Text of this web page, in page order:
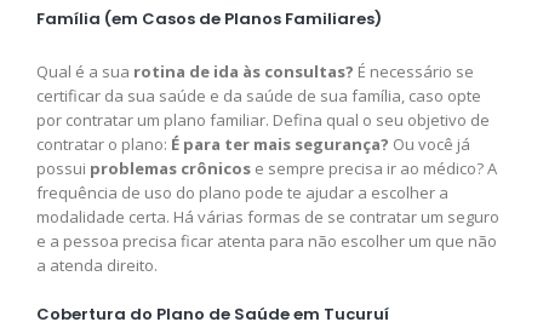
Família (em Casos de Planos Familiares)
Qual é a sua rotina de ida às consultas? É necessário se
certificar da sua saúde e da saúde de sua família, caso opte
por contratar um plano familiar. Defina qual o seu objetivo de
contratar o plano: É para ter mais segurança? Ou você já
possui problemas crônicos e sempre precisa ir ao médico? A
frequência de uso do plano pode te ajudar a escolher a
modalidade certa. Há várias formas de se contratar um seguro
e a pessoa precisa ficar atenta para não escolher um que não
a atenda direito.
Cobertura do Plano de Saúde em Tucuruí